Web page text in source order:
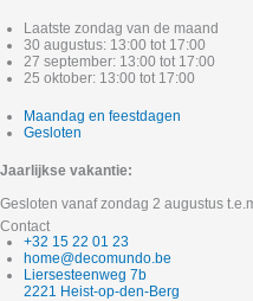
Laatste zondag van de maand
30 augustus: 13:00 tot 17:00
27 september: 13:00 tot 17:00
25 oktober: 13:00 tot 17:00
Maandag en feestdagen
Gesloten
Jaarlijkse vakantie:
Gesloten vanaf zondag 2 augustus
Contact
+32 15 22 01 23
home@decomundo.be
Liersesteenweg 7b
2221 Heist-op-den-Berg